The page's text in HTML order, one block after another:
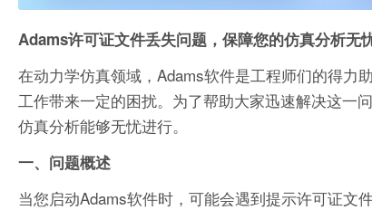
Adams许可证文件丢失问题，保障您的仿真分析无
在动力学仿真领域，Adams软件是工程师们的得力
工作带来一定的困扰。为了帮助大家迅速解决这一
仿真分析能够无忧进行。
一、问题概述
当您启动Adams软件时，可能会遇到提示许可证文